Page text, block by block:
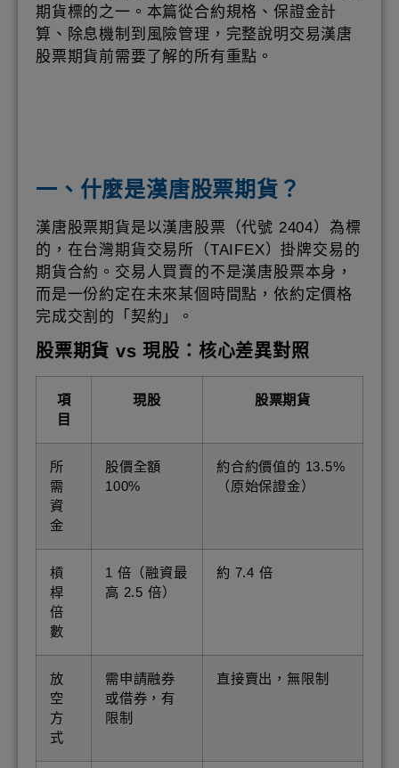
期貨標的之一。本篇從合約規格、保證金計
算、除息機制到風險管理，完整說明交易漢唐
股票期貨前需要了解的所有重點。
一、什麼是漢唐股票期貨？
漢唐股票期貨是以漢唐股票（代號 2404）為標
的，在台灣期貨交易所（TAIFEX）掛牌交易的
期貨合約。交易人買賣的不是漢唐股票本身，
而是一份約定在未來某個時間點，依約定價格
完成交割的「契約」。
股票期貨 vs 現股：核心差異對照
項
目
現股 股票期貨
所
需
資
金
股價全額
100%
約合約價值的 13.5%
（原始保證金）
槓
桿
倍
數
1 倍（融資最
高 2.5 倍）
約 7.4 倍
放
空
方
式
需申請融券
或借券，有
限制
直接賣出，無限制